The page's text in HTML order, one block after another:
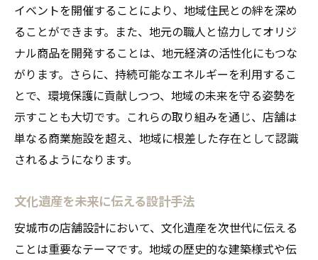
イベントを開催することにより、地域住民との絆を深め
ることができます。また、地元の職人と協力してオリジ
ナル商品を開発することは、地元経済の活性化にもつな
がります。さらに、持続可能なエネルギーを利用するこ
とで、環境保護に貢献しつつ、地域の未来を守る姿勢を
示すことも大切です。これらの取り組みを通じ、店舗は
単なる商業施設を超え、地域に根差した存在として認識
されるようになります。
文化遺産を未来に伝える設計手法
安城市の店舗設計において、文化遺産を次世代に伝える
ことは重要なテーマです。地域の歴史的な建築様式や伝